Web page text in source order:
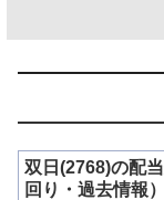
双日(2768)の配
回り・過去情報）